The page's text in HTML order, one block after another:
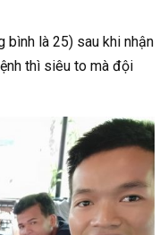
là 25) sau khi nhận
thì siêu to mà đội